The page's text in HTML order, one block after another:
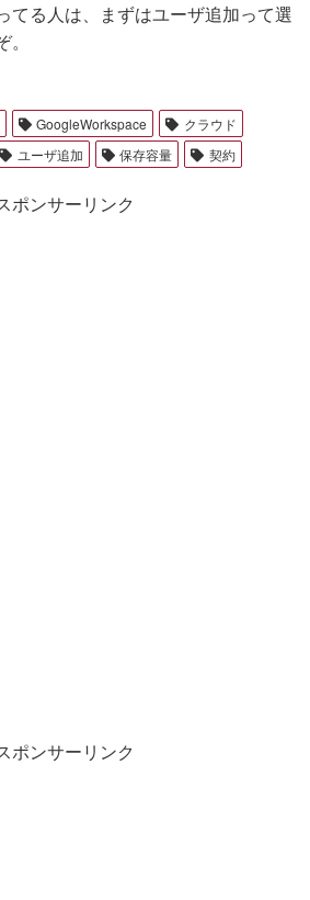
てる人は、まずはユーザ追加って選
GoogleWorkspace
クラウド
ユーザ追加 保存容量 契約
ポンサーリンク
ポンサーリンク